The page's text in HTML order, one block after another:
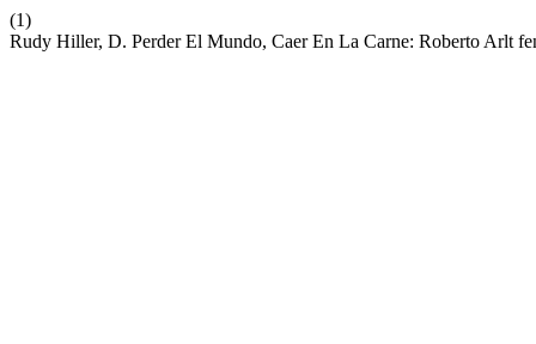
(1)
Rudy Hiller, D. Perder El Mundo, Caer En La Carne: Roberto Arlt